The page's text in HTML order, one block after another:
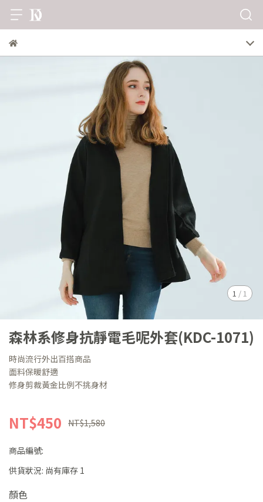
1 / 1
森林系修身抗靜電毛呢外套(KDC-1071)
時尚流行外出百搭商品
面料保暖舒適
修身剪裁黃金比例不挑身材
NT$450 NT$1,580
商品編號:
供貨狀況: 尚有庫存 1
顏色